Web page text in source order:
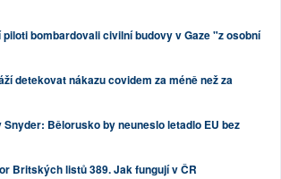
piloti bombardovali civilní budovy v Gaze "z osobní
detekovat nákazu covidem za méně než za
Snyder: Bělorusko by neuneslo letadlo EU bez
Britských listů 389. Jak fungují v ČR